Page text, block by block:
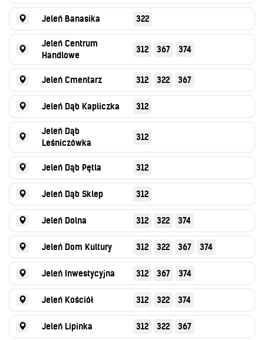
Jeleń Banasika 322
Jeleń Centrum
Handlowe
312 367 374
Jeleń Cmentarz 312 322 367
Jeleń Dąb Kapliczka 312
Jeleń Dąb
Leśniczówka
312
Jeleń Dąb Pętla 312
Jeleń Dąb Sklep 312
Jeleń Dolna 312 322 374
Jeleń Dom Kultury 312 322 367 374
Jeleń Inwestycyjna 312 367 374
Jeleń Kościół 312 322 374
Jeleń Lipinka 312 322 367